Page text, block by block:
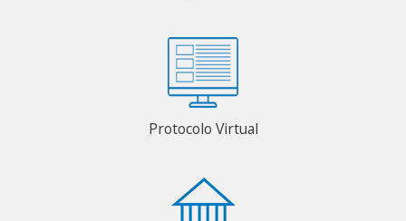
Protocolo Virtual